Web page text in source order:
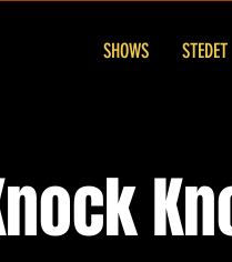
SHOWS STEDET